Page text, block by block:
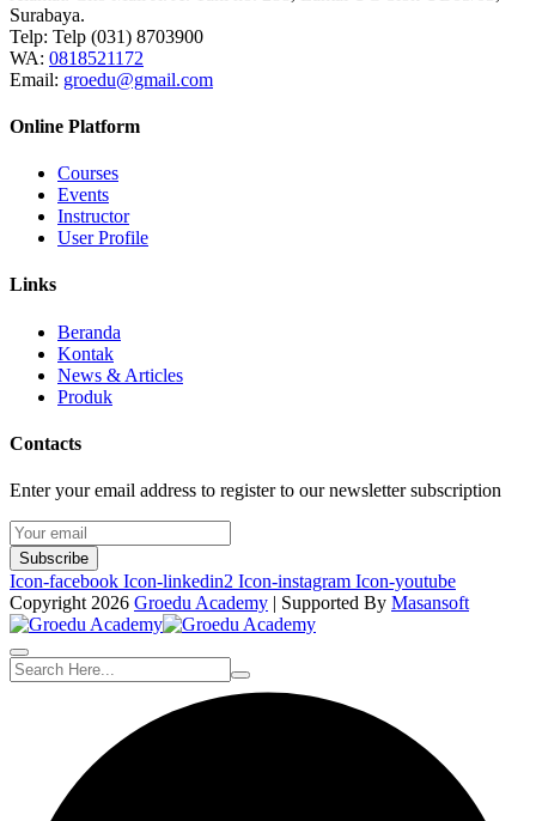
Surabaya.
Telp: Telp (031) 8703900
WA: 0818521172
Email: groedu@gmail.com
Online Platform
Courses
Events
Instructor
User Profile
Links
Beranda
Kontak
News & Articles
Produk
Contacts
Enter your email address to register to our newsletter subscription
Subscribe
Icon-facebook Icon-linkedin2 Icon-instagram Icon-youtube
Copyright 2026 Groedu Academy | Supported By Masansoft